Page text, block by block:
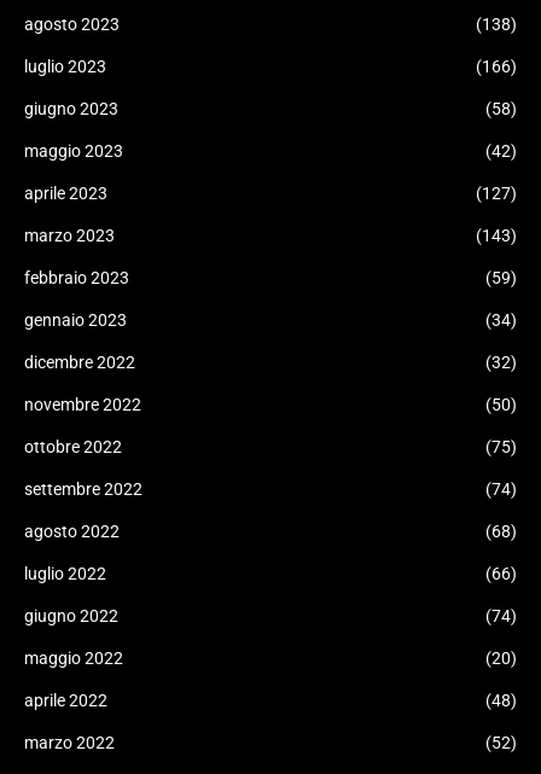
agosto 2023 (138)
luglio 2023 (166)
giugno 2023 (58)
maggio 2023 (42)
aprile 2023 (127)
marzo 2023 (143)
febbraio 2023 (59)
gennaio 2023 (34)
dicembre 2022 (32)
novembre 2022 (50)
ottobre 2022 (75)
settembre 2022 (74)
agosto 2022 (68)
luglio 2022 (66)
giugno 2022 (74)
maggio 2022 (20)
aprile 2022 (48)
marzo 2022 (52)